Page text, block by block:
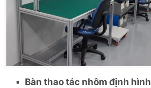
Bàn thao tác nhôm định hình